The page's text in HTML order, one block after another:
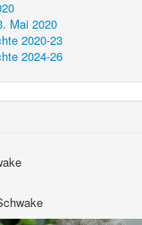
Mai 2020
2020-23
2024-26